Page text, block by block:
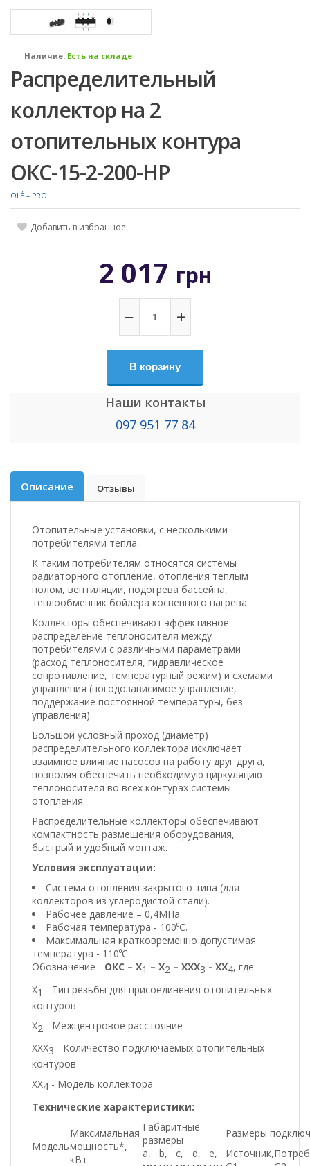
Наличие: Есть на складе
Распределительный
коллектор на 2
отопительных контура
ОКС-15-2-200-НР
OLÉ – PRO
Добавить в избранное
2 017 грн
− +
В корзину
Наши контакты
097 951 77 84
Описание Отзывы
Отопительные установки, с несколькими
потребителями тепла.
К таким потребителям относятся системы
радиаторного отопление, отопления теплым
полом, вентиляции, подогрева бассейна,
теплообменник бойлера косвенного нагрева.
Коллекторы обеспечивают эффективное
распределение теплоносителя между
потребителями с различными параметрами
(расход теплоносителя, гидравлическое
сопротивление, температурный режим) и схемами
управления (погодозависимое управление,
поддержание постоянной температуры, без
управления).
Большой условный проход (диаметр)
распределительного коллектора исключает
взаимное влияние насосов на работу друг друга,
позволяя обеспечить необходимую циркуляцию
теплоносителя во всех контурах системы
отопления.
Распределительные коллекторы обеспечивают
компактность размещения оборудования,
быстрый и удобный монтаж.
Условия эксплуатации:
Система отопления закрытого типа (для
коллекторов из углеродистой стали).
Рабочее давление – 0,4МПа.
Рабочая температура - 100⁰С.
Максимальная кратковременно допустимая
температура - 110⁰С.
Обозначение - ОКС – Х1 – Х2 – ХХХ3 - ХХ4, где
Х1 - Тип резьбы для присоединения отопительных
контуров
Х2 - Межцентровое расстояние
ХХХ3 - Количество подключаемых отопительных
контуров
ХХ4 - Модель коллектора
Технические характеристики:
Модель
Максимальная
мощность*,
кВт
Габаритные
размеры
Размеры
а,
b,
c,
d,
e,
Источник,